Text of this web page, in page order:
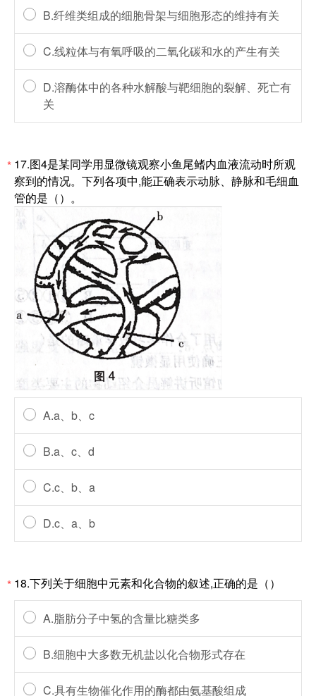
B.纤维类组成的细胞骨架与细胞形态的维持有关
C.线粒体与有氧呼吸的二氧化碳和水的产生有关
D.溶酶体中的各种水解酸与靶细胞的裂解、死亡有
关
* 17.图4是某同学用显微镜观察小鱼尾鳍内血液流动时所观
察到的情况。下列各项中,能正确表示动脉、静脉和毛细血
管的是（）。
A.a、b、c
B.a、c、d
C.c、b、a
D.c、a、b
* 18.下列关于细胞中元素和化合物的叙述,正确的是（）
A.脂肪分子中氢的含量比糖类多
B.细胞中大多数无机盐以化合物形式存在
C.具有生物催化作用的酶都由氨基酸组成